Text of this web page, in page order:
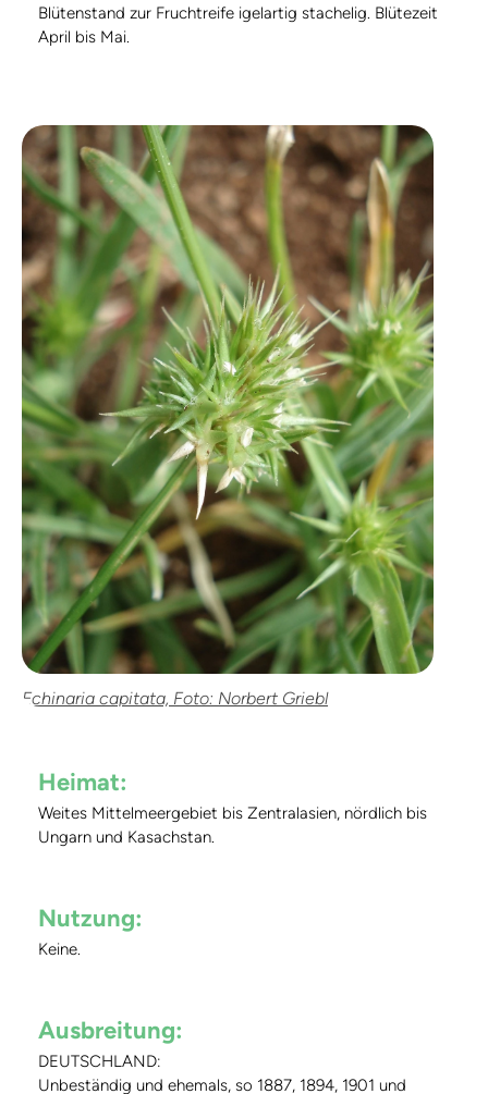
Blütenstand zur Fruchtreife igelartig stachelig. Blütezeit
April bis Mai.
Echinaria capitata, Foto: Norbert Griebl
Heimat:
Weites Mittelmeergebiet bis Zentralasien, nördlich bis
Ungarn und Kasachstan.
Nutzung:
Keine.
Ausbreitung:
DEUTSCHLAND:
Unbeständig und ehemals, so 1887, 1894, 1901 und